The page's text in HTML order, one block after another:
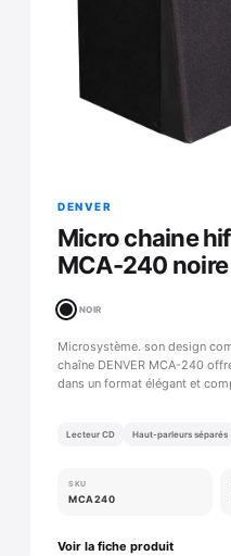
DENVER
Micro chaine
MCA-240 noire
NOIR
Microsystème. son design
chaîne DENVER MCA-240
dans un format élégant et
Lecteur CD Haut-parleurs séparés
SKU
MCA240
Voir la fiche produit